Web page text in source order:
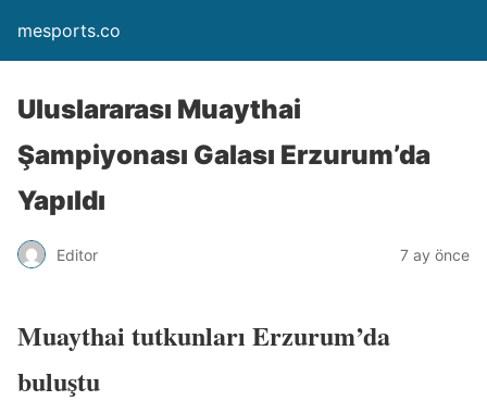
mesports.co
Uluslararası Muaythai
Şampiyonası Galası Erzurum’da
Yapıldı
Editor 7 ay önce
Muaythai tutkunları Erzurum’da
buluştu